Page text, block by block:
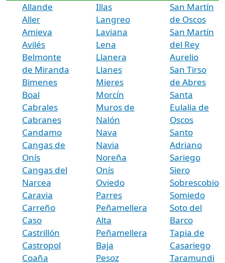
Allande
Aller
Amieva
Avilés
Belmonte
de Miranda
Bimenes
Boal
Cabrales
Cabranes
Candamo
Cangas de
Onís
Cangas del
Narcea
Caravia
Carreño
Caso
Castrillón
Castropol
Coaña
Illas
Langreo
Laviana
Lena
Llanera
Llanes
Mieres
Morcín
Muros de
Nalón
Nava
Navia
Noreña
Onís
Oviedo
Parres
Peñamellera
Alta
Peñamellera
Baja
Pesoz
San Martín
de Oscos
San Martín
del Rey
Aurelio
San Tirso
de Abres
Santa
Eulalia de
Oscos
Santo
Adriano
Sariego
Siero
Sobrescobio
Somiedo
Soto del
Barco
Tapia de
Casariego
Taramundi